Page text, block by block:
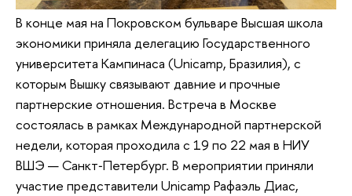
В конце мая на Покровском бульваре Высшая школа
экономики приняла делегацию Государственного
университета Кампинаса (Unicamp, Бразилия), с
которым Вышку связывают давние и прочные
партнерские отношения. Встреча в Москве
состоялась в рамках Международной партнерской
недели, которая проходила с 19 по 22 мая в НИУ
ВШЭ — Санкт‑Петербург. В мероприятии приняли
участие представители Unicamp Рафаэль Диас,